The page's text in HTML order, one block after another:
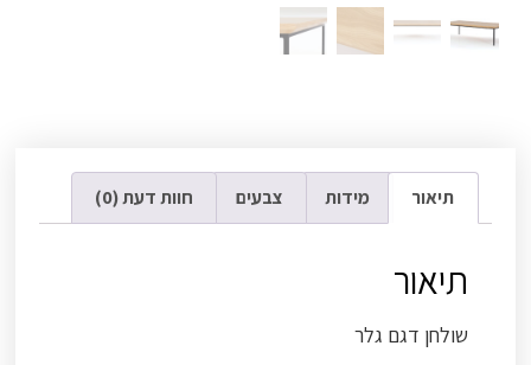
תיאור מידות צבעים חוות דעת (0)
תיאור
שולחן דגם גלר